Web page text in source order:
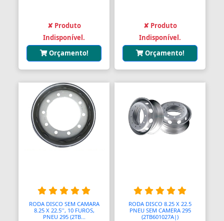
✘ Produto
Indisponível.
Orçamento!
✘ Produto
Indisponível.
Orçamento!
RODA DISCO SEM CAMARA
8.25 X 22.5'', 10 FUROS,
PNEU 295 (2TB...
RODA DISCO 8.25 X 22.5
PNEU SEM CAMERA 295
(2TB601027A|)